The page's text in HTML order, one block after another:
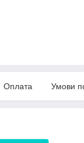
Оплата Умови